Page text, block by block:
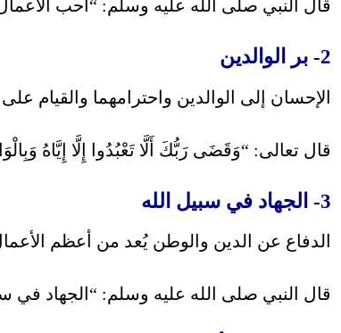
قال النبي صلى الله عليه وسلم: “أحب
2- بر الوالدين
الإحسان إلى الوالدين واحترامهما والقيام
قال تعالى: “وَقَضَى رَبُّكَ أَلَّا تَعْبُدُوا إِلَّا إِيَّاهُ
3- الجهاد في سبيل الله
الدفاع عن الدين والوطن يُعد من أعظم
قال النبي صلى الله عليه وسلم: “الجهاد في